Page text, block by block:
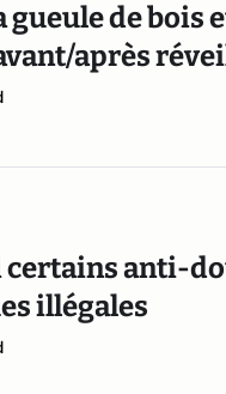
gueule de bois
après
anti-
illégales